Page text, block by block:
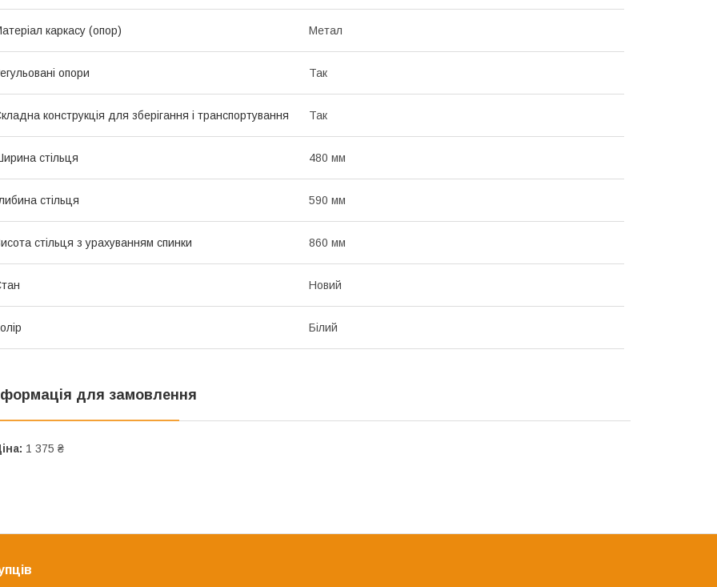
каркасу (опор) Метал
опори Так
конструкція для зберігання і транспортування Так
стільця 480 мм
стільця 590 мм
стільця з урахуванням спинки 860 мм
Новий
Білий
для замовлення
1 375 ₴